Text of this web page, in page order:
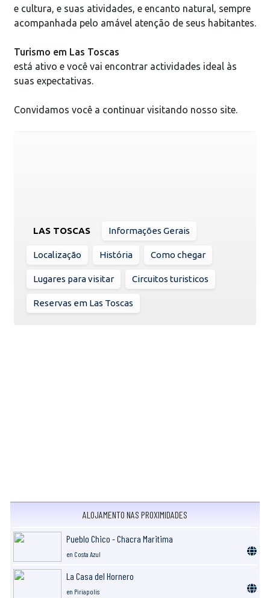
e cultura, e suas atividades, e encanto natural, sempre
acompanhada pelo amável atenção de seus habitantes.
Turismo em Las Toscas
está ativo e você vai encontrar actividades ideal às
suas expectativas.
Convidamos você a continuar visitando nosso site.
LAS TOSCAS Informações Gerais
Localização História Como chegar
Lugares para visitar Circuitos turisticos
Reservas em Las Toscas
ALOJAMENTO NAS PROXIMIDADES
Pueblo Chico - Chacra Maritima
en Costa Azul
La Casa del Hornero
en Piriapolis